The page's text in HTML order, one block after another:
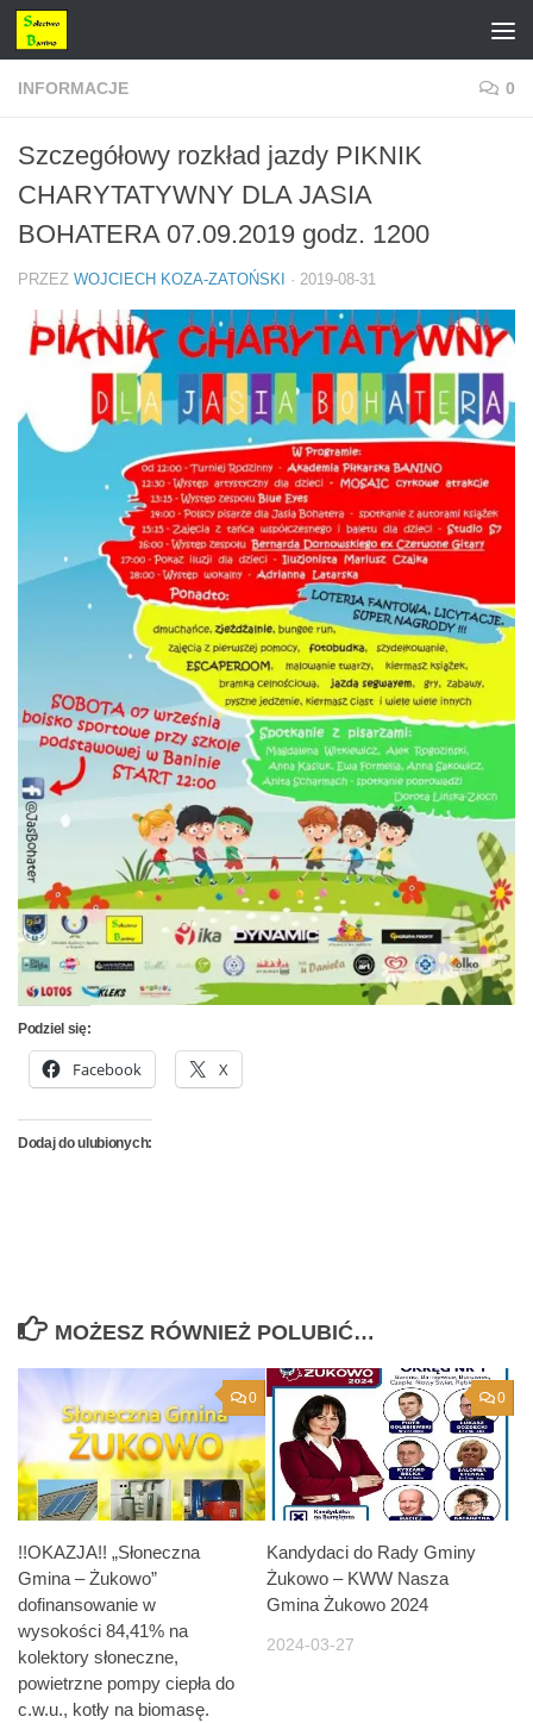
Przejdź do treści
INFORMACJE 0
Szczegółowy rozkład jazdy PIKNIK
CHARYTATYWNY DLA JASIA
BOHATERA 07.09.2019 godz. 1200
PRZEZ WOJCIECH KOZA-ZATOŃSKI · 2019-08-31
Podziel się:
Facebook X
Dodaj do ulubionych:
MOŻESZ RÓWNIEŻ POLUBIĆ…
0
!!OKAZJA!! „Słoneczna
Gmina – Żukowo”
dofinansowanie w
wysokości 84,41% na
kolektory słoneczne,
powietrzne pompy ciepła do
c.w.u., kotły na biomasę.
0
Kandydaci do Rady Gminy
Żukowo – KWW Nasza
Gmina Żukowo 2024
2024-03-27